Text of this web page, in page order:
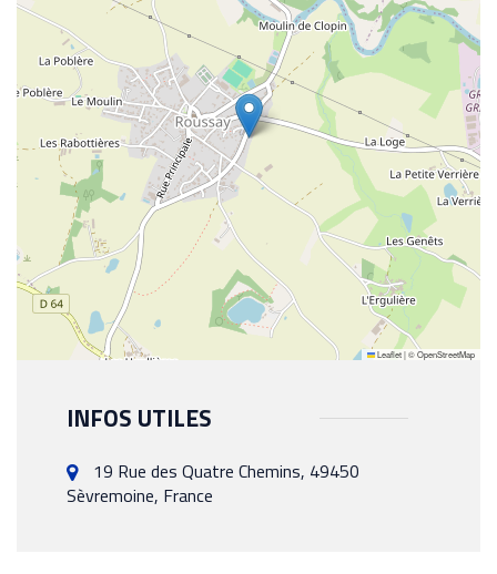
Leaflet|©OpenStreetMap
INFOS UTILES
19 Rue des Quatre Chemins, 49450
Sèvremoine, France